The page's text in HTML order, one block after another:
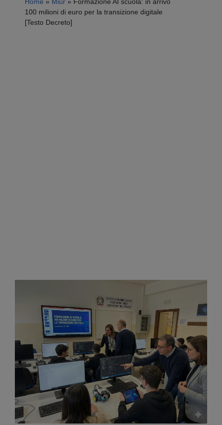
100 milioni di euro per la transizione digitale
[Testo Decreto]